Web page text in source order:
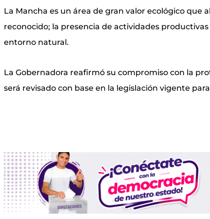
La Mancha es un área de gran valor ecológico que
reconocido; la presencia de actividades
entorno natural.
La Gobernadora reafirmó su compromiso con la
será revisado con base en la legislación vigente